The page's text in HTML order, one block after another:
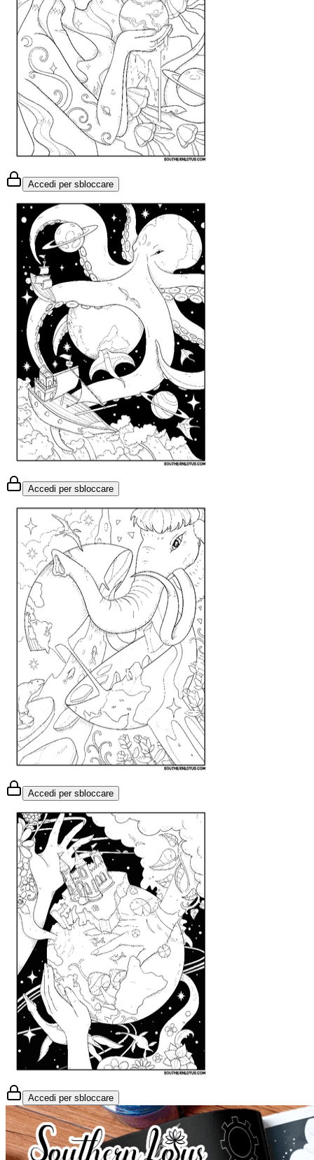
Accedi per sbloccare
Accedi per sbloccare
Accedi per sbloccare
Accedi per sbloccare